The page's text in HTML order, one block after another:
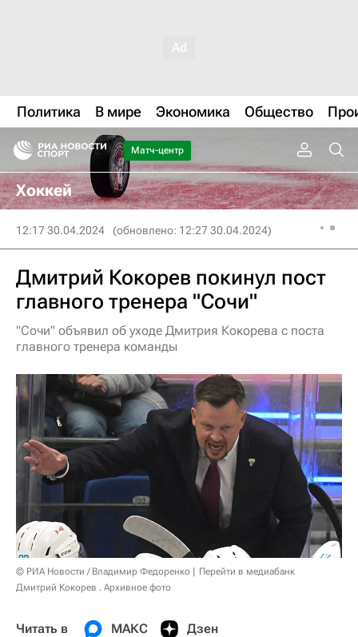
Политика В мире Экономика Общество
Матч-центр
Хоккей
12:17 30.04.2024 (обновлено: 12:27 30.04.2024)
Дмитрий Кокорев покинул пост
главного тренера "Сочи"
"Сочи" объявил об уходе Дмитрия Кокорева с поста
главного тренера команды
© РИА Новости / Владимир Федоренко
Перейти в медиабанк
Дмитрий Кокорев . Архивное фото
Читать в МАКС Дзен